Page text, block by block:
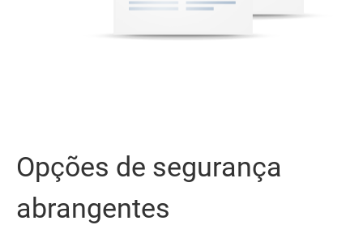
Opções de segurança
abrangentes